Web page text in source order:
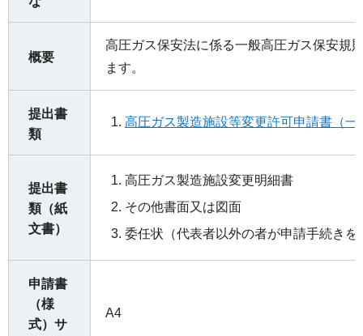
概要
高圧ガス保安法に係る一般高圧ガス保安規
ます。
提出書
類
高圧ガス製造施設等変更許可申請書（
提出書
類（紙
文書）
高圧ガス製造施設変更明細書
その他書面又は図面
委任状（代表者以外の者が申請手続きを
申請書
（様
式）サ
A4